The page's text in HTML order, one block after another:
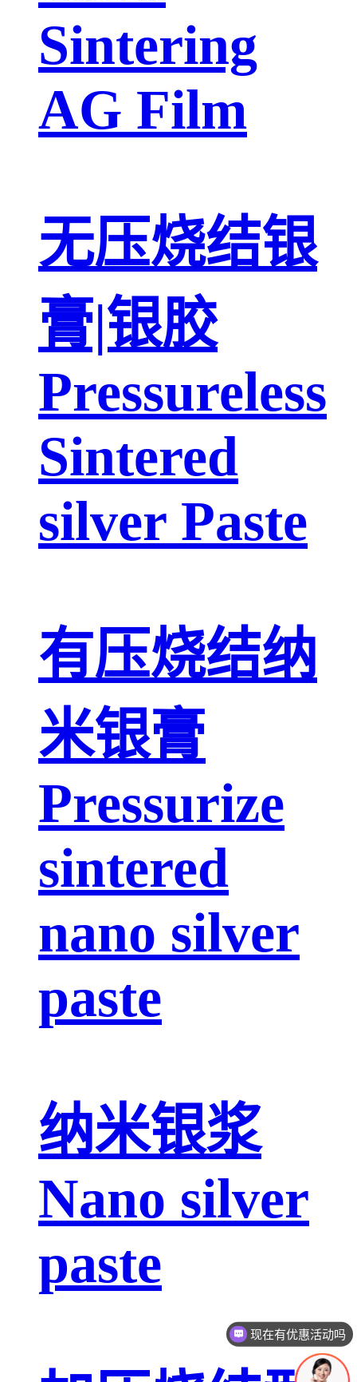
Sintering
AG Film
无压烧结银
膏|银胶
Pressureless
Sintered
silver Paste
有压烧结纳
米银膏
Pressurize
sintered
nano silver
paste
纳米银浆
Nano silver
paste
现在有优惠活动吗